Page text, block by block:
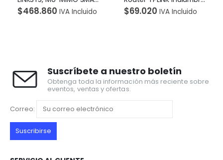
$69.020 IVA Incluido $42.840 IVA Incluido
Suscríbete a nuestro boletín
Obtenga toda la información más reciente sobre
eventos, ventas y ofertas.
Correo: